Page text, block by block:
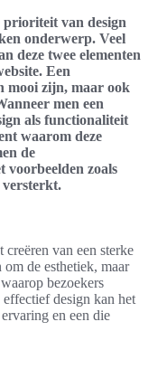
prioriteit van design
onderwerp. Veel
deze twee elementen
Een
mooi zijn, maar ook
men een
als functionaliteit
waarom deze
de
voorbeelden zoals
versterkt.
van een sterke
de esthetiek, maar
bezoekers
design kan het
en een die